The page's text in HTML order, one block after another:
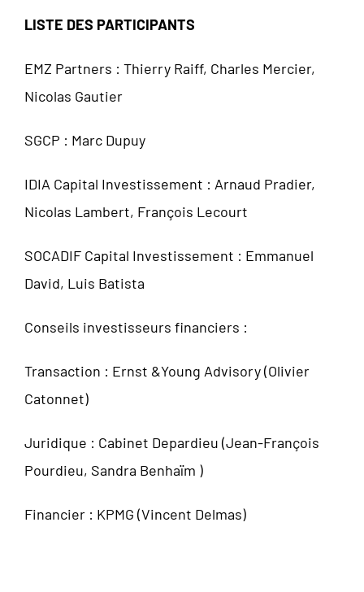
LISTE DES PARTICIPANTS
EMZ Partners : Thierry Raiff, Charles Mercier,
Nicolas Gautier
SGCP : Marc Dupuy
IDIA Capital Investissement : Arnaud Pradier,
Nicolas Lambert, François Lecourt
SOCADIF Capital Investissement : Emmanuel
David, Luis Batista
Conseils investisseurs financiers :
Transaction : Ernst &Young Advisory (Olivier
Catonnet)
Juridique : Cabinet Depardieu (Jean-François
Pourdieu, Sandra Benhaïm )
Financier : KPMG (Vincent Delmas)